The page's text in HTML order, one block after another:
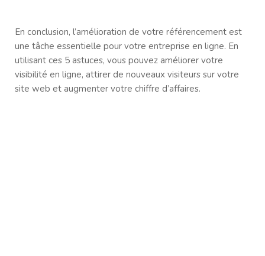
En conclusion, l’amélioration de votre référencement est
une tâche essentielle pour votre entreprise en ligne. En
utilisant ces 5 astuces, vous pouvez améliorer votre
visibilité en ligne, attirer de nouveaux visiteurs sur votre
site web et augmenter votre chiffre d’affaires.